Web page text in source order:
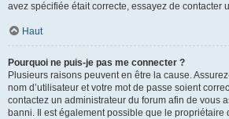
avez spécifiée était correcte, essayez de contacter
Haut
Pourquoi ne puis-je pas me connecter ?
Plusieurs raisons peuvent en être la cause.
nom d’utilisateur et votre mot de passe soient
contactez un administrateur du forum afin de vous
banni. Il est également possible que le propriétaire